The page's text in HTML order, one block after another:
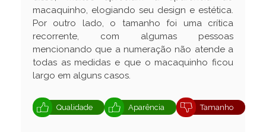
macaquinho, elogiando seu design e estética.
Por outro lado, o tamanho foi uma crítica
recorrente, com algumas pessoas
mencionando que a numeração não atende a
todas as medidas e que o macaquinho ficou
largo em alguns casos.
Qualidade Aparência Tamanho